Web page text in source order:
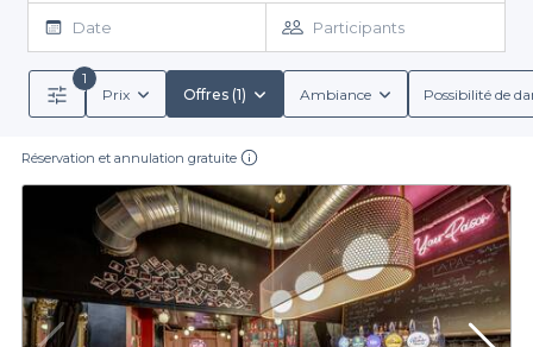
Date Participants
1
Prix
Offres (1) Ambiance Possibilité de
Réservation et annulation gratuite